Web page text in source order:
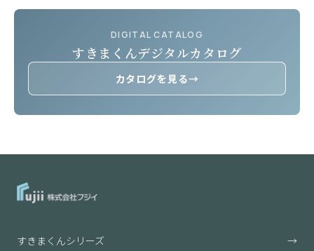
DIGITAL CATALOG
すきまくんデジタルカタログ
カタログを見る→
すきまくんシリーズ →